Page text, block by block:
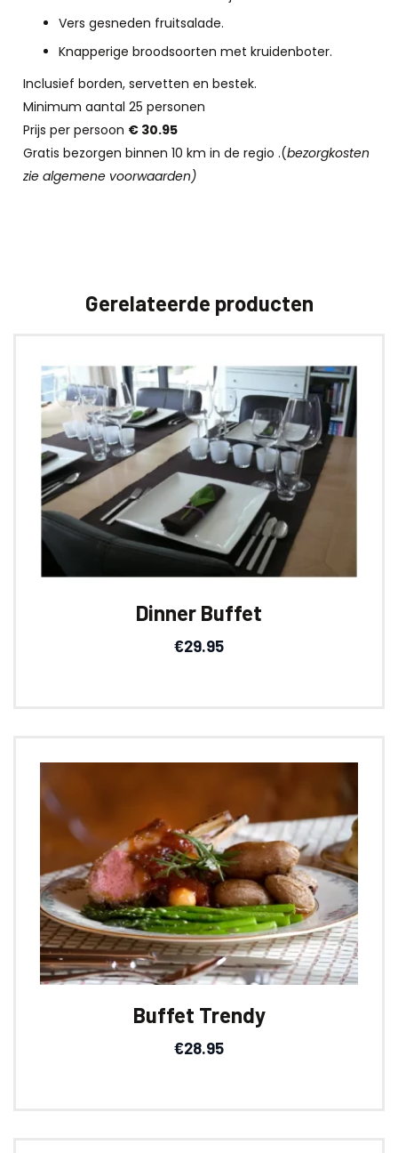
Vers gesneden fruitsalade.
Knapperige broodsoorten met kruidenboter.
Inclusief borden, servetten en bestek.
Minimum aantal 25 personen
Prijs per persoon € 30.95
Gratis bezorgen binnen 10 km in de regio .(bezorgkosten
zie algemene voorwaarden)
Gerelateerde producten
Dinner Buffet
€29.95
Buffet Trendy
€28.95